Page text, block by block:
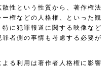
性という性質から、著作権法
権などの人格権、といった観
に犯罪報道に関する映像など
者側の事情も考慮する必要が
る利用は著作者人格権に影響